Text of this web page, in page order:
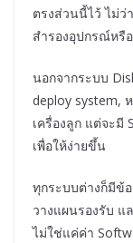
ตรงส่วนนี้ไว้ ไม่ว่
สำรองอุปกรณ์หรื
นอกจากระบบ
deploy system,
เครื่องลูก แต่จะมี
เพื่อให้ง่ายขึ้น
ทุกระบบต่างก็มีข้
วางแผนรองรับ แ
ไม่ใช่แค่ค่า